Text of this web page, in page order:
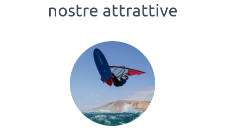
nostre attrattive